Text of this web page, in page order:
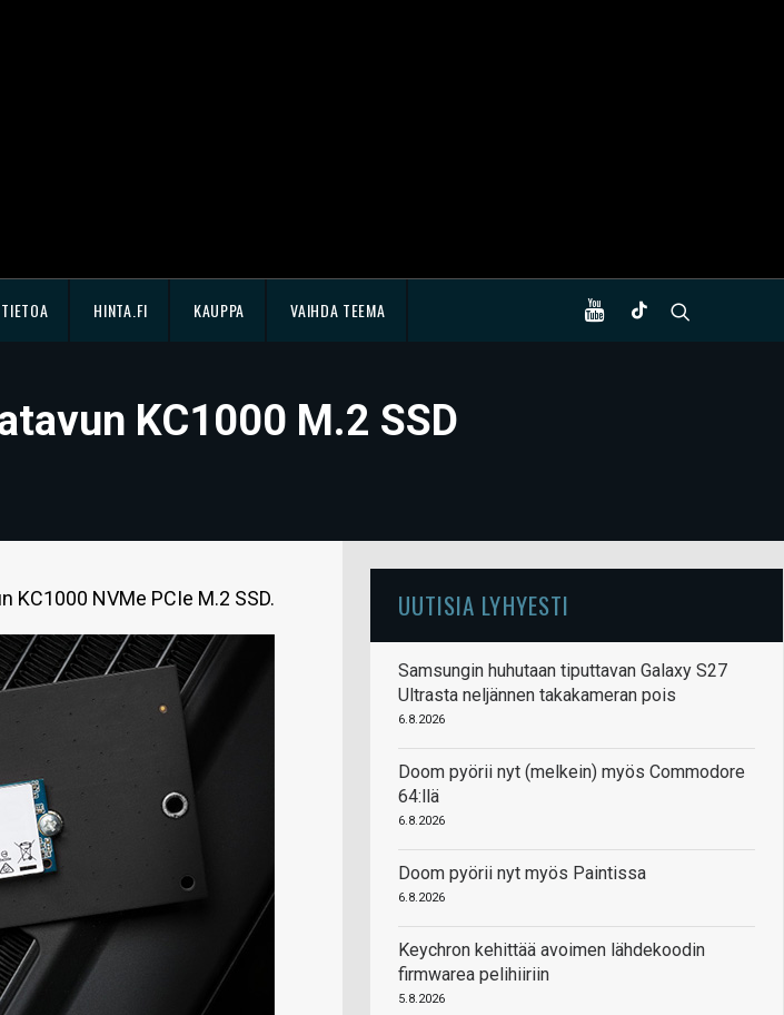
TIETOA HINTA.FI KAUPPA VAIHDA TEEMA
KC1000 M.2 SSD
NVMe PCIe M.2 SSD. UUTISIA LYHYESTI
Samsungin huhutaan tiputtavan Galaxy S27
Ultrasta neljännen takakameran pois
6.8.2026
Doom pyörii nyt (melkein) myös Commodore
64:llä
6.8.2026
Doom pyörii nyt myös Paintissa
6.8.2026
Keychron kehittää avoimen lähdekoodin
firmwarea pelihiiriin
5.8.2026